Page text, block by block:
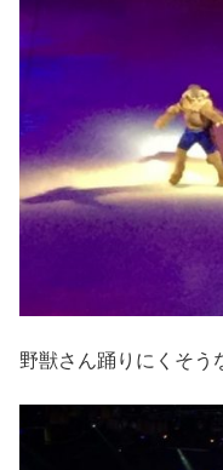
野獣さん踊りにくそう